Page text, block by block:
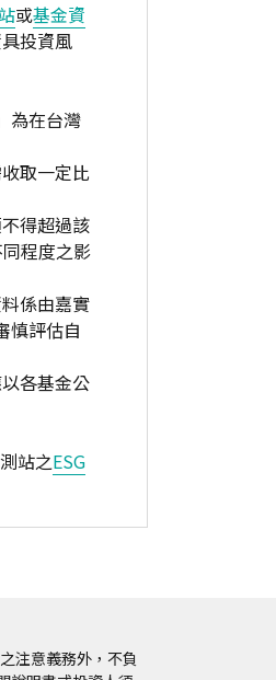
或基金資
投資風
為在台灣
取一定比
得超過該
程度之影
係由嘉實
慎評估自
各基金公
站之ESG
注意義務外，不負